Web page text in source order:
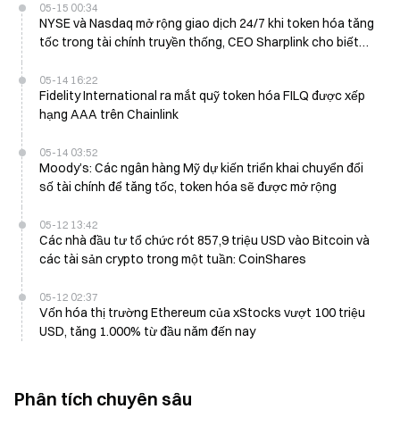
05-15 00:34
NYSE và Nasdaq mở rộng giao dịch 24/7 khi token hóa tăng
tốc trong tài chính truyền thống, CEO Sharplink cho biết
hạn
05-14 16:22
Fidelity International ra mắt quỹ token hóa FILQ được xếp
hạng AAA trên Chainlink
05-14 03:52
Moody’s: Các ngân hàng Mỹ dự kiến triển khai chuyển đổi
số tài chính để tăng tốc, token hóa sẽ được mở rộng
05-12 13:42
Các nhà đầu tư tổ chức rót 857,9 triệu USD vào Bitcoin và
các tài sản crypto trong một tuần: CoinShares
05-12 02:37
Vốn hóa thị trường Ethereum của xStocks vượt 100 triệu
USD, tăng 1.000% từ đầu năm đến nay
Phân tích chuyên sâu